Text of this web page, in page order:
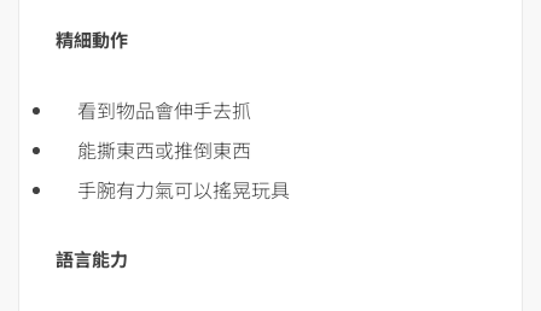
精細動作
看到物品會伸手去抓
能撕東西或推倒東西
手腕有力氣可以搖晃玩具
語言能力